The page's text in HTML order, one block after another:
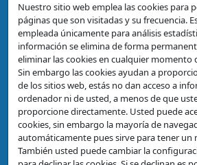
Nuestro sitio web emplea las cookies para
páginas que son visitadas y su frecuencia.
empleada únicamente para análisis
información se elimina de forma
eliminar las cookies en cualquier momento
Sin embargo las cookies ayudan a
de los sitios web, estás no dan acceso a
ordenador ni de usted, a menos de que
proporcione directamente. Usted puede
cookies, sin embargo la mayoría de
automáticamente pues sirve para tener un
También usted puede cambiar la